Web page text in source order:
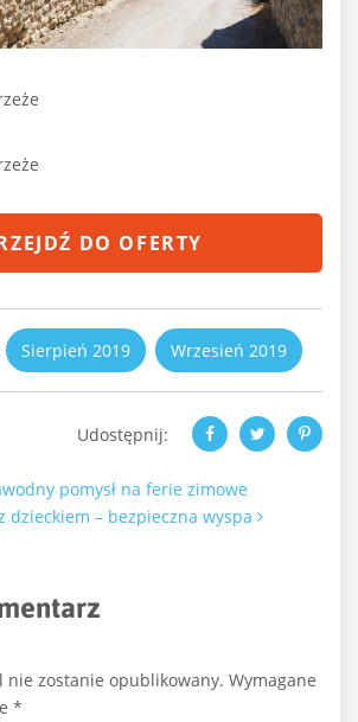
DO OFERTY
Sierpień 2019 Wrzesień 2019
Udostępnij:
po artykułach
pomysł na ferie zimowe
dzieckiem – bezpieczna wyspa
nie zostanie opublikowany. Wymagane
*